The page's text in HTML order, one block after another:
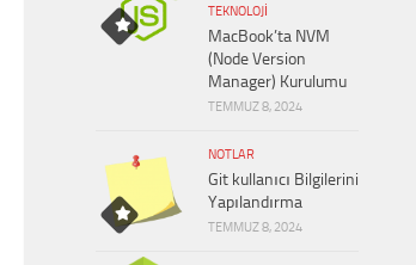
TEKNOLOJI
MacBook’ta NVM
(Node Version
Manager) Kurulumu
TEMMUZ 8, 2024
NOTLAR
Git kullanıcı Bilgilerini
Yapılandırma
TEMMUZ 8, 2024